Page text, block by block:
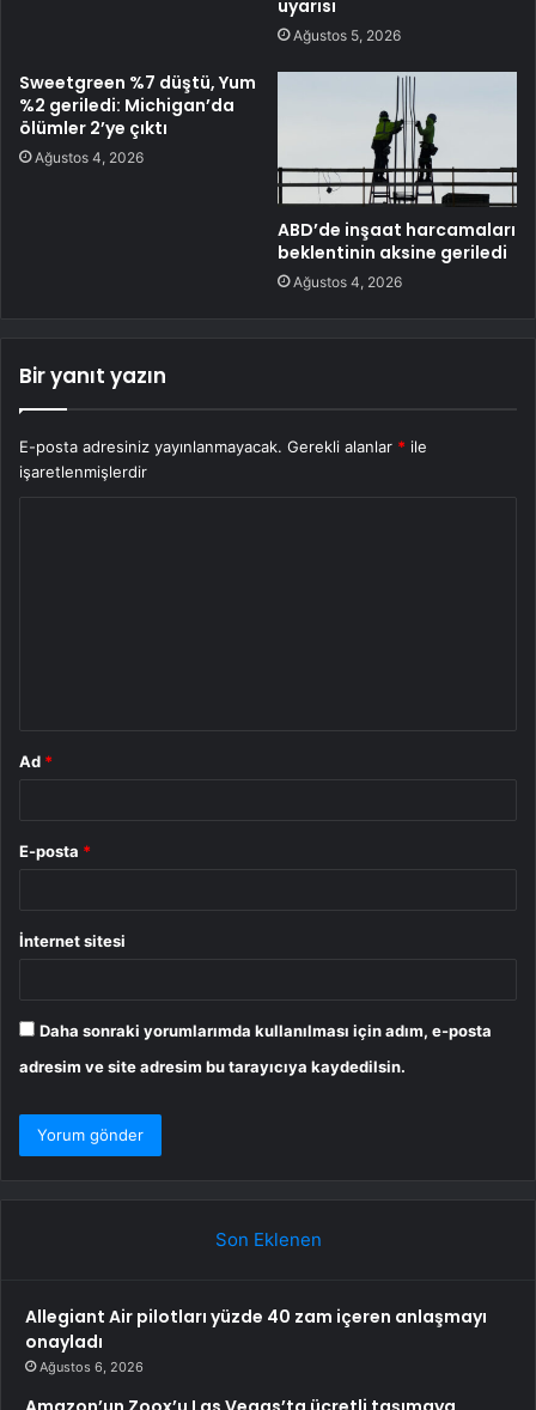
uyarısı
Ağustos 5, 2026
Sweetgreen %7 düştü, Yum
%2 geriledi: Michigan’da
ölümler 2’ye çıktı
Ağustos 4, 2026
ABD’de inşaat harcamaları
beklentinin aksine geriledi
Ağustos 4, 2026
Bir yanıt yazın
E-posta adresiniz yayınlanmayacak. Gerekli alanlar * ile
işaretlenmişlerdir
Ad *
E-posta *
İnternet sitesi
Daha sonraki yorumlarımda kullanılması için adım, e-posta
adresim ve site adresim bu tarayıcıya kaydedilsin.
Son Eklenen
Allegiant Air pilotları yüzde 40 zam içeren anlaşmayı
onayladı
Ağustos 6, 2026